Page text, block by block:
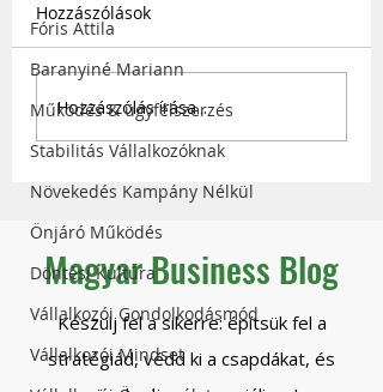
Fóris Attila
Baranyiné Mariann
Működés & ügyfélszerzés
Stabilitás Vállalkozóknak
Növekedés Kampány Nélkül
Önjáró Működés
Döntési Kultúra
Vállalkozói Gondolkodásmód
Vállalkozói Mindset
Vezetői mindset a nemzetközi
Hozzászólások
Hozzászólás írása...
Magyar Business Blog
Készülj fel a sikerre: építsük fel a
stratégiád, védd ki a csapdákat, és